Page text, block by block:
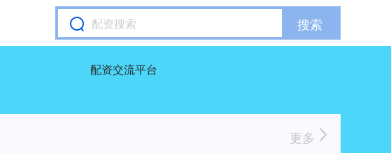
搜索
配资交流平台
更多